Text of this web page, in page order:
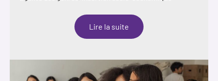
Lire la suite
Mémoires
blessées,